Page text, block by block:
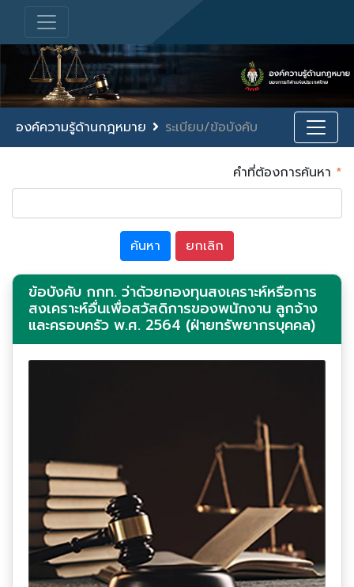
องค์ความรู้ด้านกฎหมาย ระเบียบ/ข้อบังคับ
คำที่ต้องการค้นหา *
ข้อบังคับ กกท. ว่าด้วยกองทุนสงเคราะห์หรือการ
สงเคราะห์อื่นเพื่อสวัสดิการของพนักงาน ลูกจ้าง
และครอบครัว พ.ศ. 2564 (ฝ่ายทรัพยากรบุคคล)